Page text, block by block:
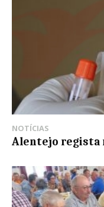
NOTÍCIAS
Alentejo regista